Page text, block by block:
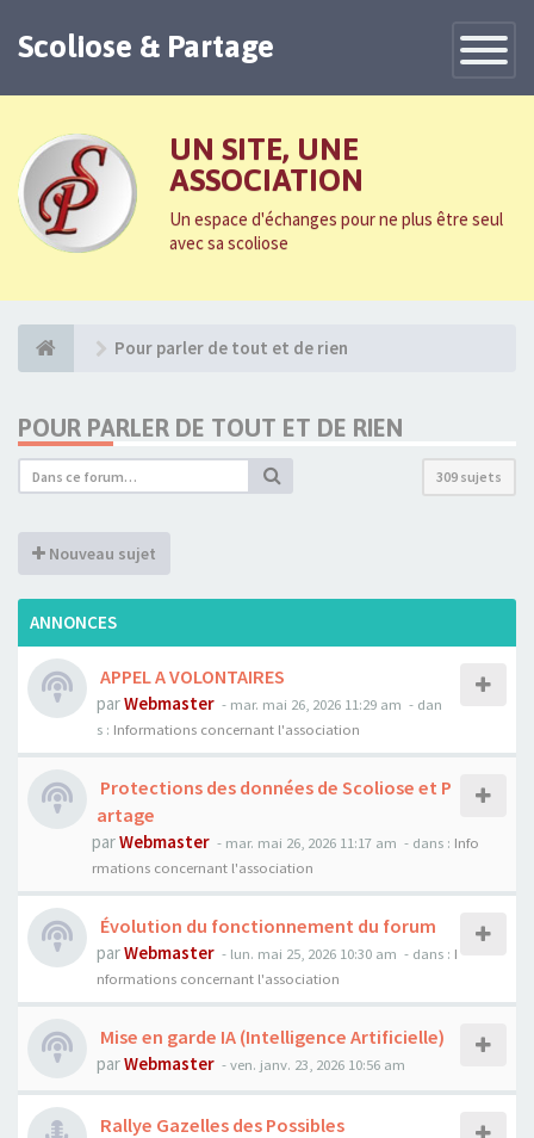
Toggle
Scoliose & Partage
UN SITE, UNE
ASSOCIATION
Un espace d'échanges pour ne plus être seul
avec sa scoliose
Pour parler de tout et de rien
POUR PARLER DE TOUT ET DE RIEN
309 sujets
Nouveau sujet
ANNONCES
APPEL A VOLONTAIRES
parWebmaster - mar. mai 26, 2026 11:29 am - dan
s : Informations concernant l'association
Protections des données de Scoliose et P
artage
parWebmaster - mar. mai 26, 2026 11:17 am - dans : Info
rmations concernant l'association
Évolution du fonctionnement du forum
parWebmaster - lun. mai 25, 2026 10:30 am - dans : I
nformations concernant l'association
Mise en garde IA (Intelligence Artificielle)
parWebmaster - ven. janv. 23, 2026 10:56 am
Rallye Gazelles des Possibles